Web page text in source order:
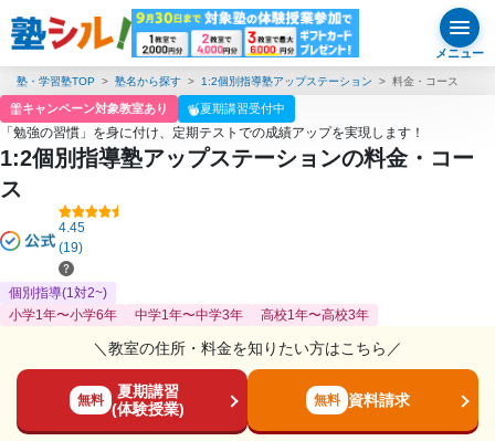
メニュー
塾・学習塾TOP 塾名から探す 1:2個別指導塾アップステーション 料金・コース
キャンペーン対象教室あり 夏期講習受付中
「勉強の習慣」を身に付け、定期テストでの成績アップを実現します！
1:2個別指導塾アップステーションの料金・コー
ス
4.45
(19)
個別指導(1対2~)
小学1年〜小学6年
中学1年〜中学3年 高校1年〜高校3年
＼教室の住所・料金を知りたい方はこちら／
無料
夏期講習
(体験授業)
無料 資料請求